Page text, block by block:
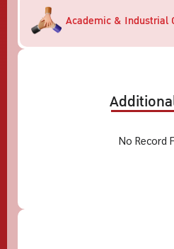
Academic & Industrial
No Record